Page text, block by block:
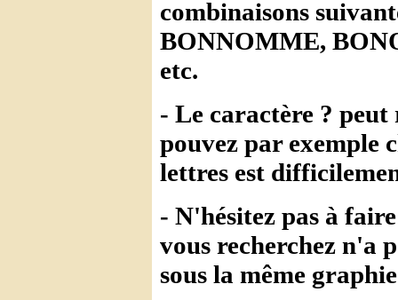
combinaisons
BONNOMME,
etc.
- Le caractère ? peut
pouvez par exemple
lettres est
- N'hésitez pas à
vous recherchez n'a
sous la même